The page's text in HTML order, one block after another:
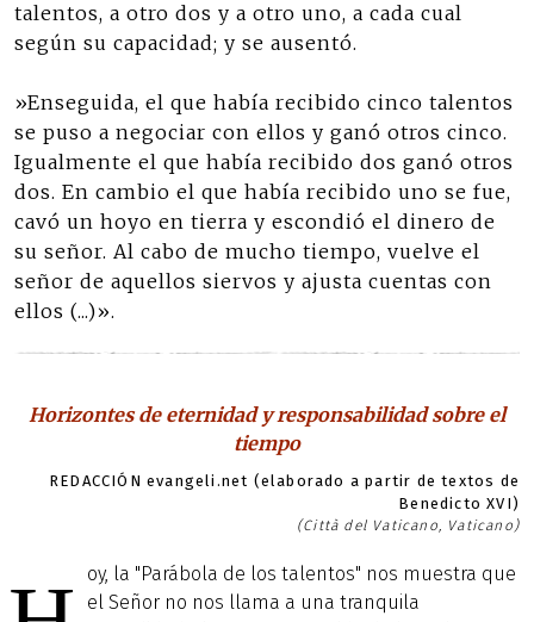
talentos, a otro dos y a otro uno, a cada cual
según su capacidad; y se ausentó.
»Enseguida, el que había recibido cinco talentos
se puso a negociar con ellos y ganó otros cinco.
Igualmente el que había recibido dos ganó otros
dos. En cambio el que había recibido uno se fue,
cavó un hoyo en tierra y escondió el dinero de
su señor. Al cabo de mucho tiempo, vuelve el
señor de aquellos siervos y ajusta cuentas con
ellos (...)».
Horizontes de eternidad y responsabilidad sobre el
tiempo
REDACCIÓN evangeli.net (elaborado a partir de textos de
Benedicto XVI)
(Città del Vaticano, Vaticano)
oy, la "Parábola de los talentos" nos muestra que
el Señor no nos llama a una tranquila